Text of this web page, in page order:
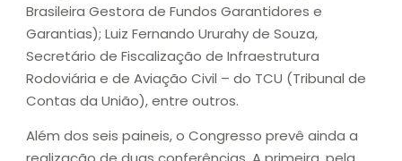
Brasileira Gestora de Fundos Garantidores e
Garantias); Luiz Fernando Ururahy de Souza,
Secretário de Fiscalização de Infraestrutura
Rodoviária e de Aviação Civil – do TCU (Tribunal de
Contas da União), entre outros.
Além dos seis paineis, o Congresso prevê ainda a